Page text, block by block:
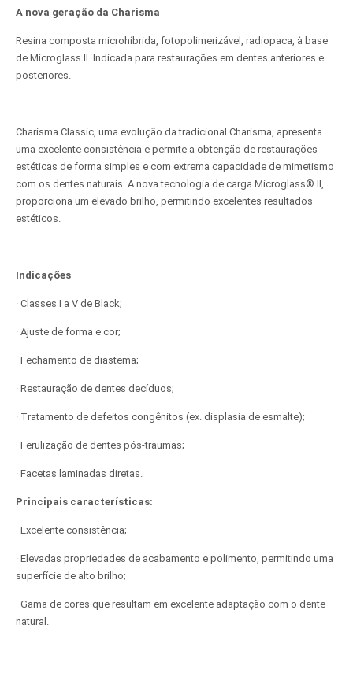
A nova geração da Charisma
Resina composta microhíbrida, fotopolimerizável, radiopaca, à base
de Microglass II. Indicada para restaurações em dentes anteriores e
posteriores.
Charisma Classic, uma evolução da tradicional Charisma, apresenta
uma excelente consistência e permite a obtenção de restaurações
estéticas de forma simples e com extrema capacidade de mimetismo
com os dentes naturais. A nova tecnologia de carga Microglass® II,
proporciona um elevado brilho, permitindo excelentes resultados
estéticos.
Indicações
· Classes I a V de Black;
· Ajuste de forma e cor;
· Fechamento de diastema;
· Restauração de dentes decíduos;
· Tratamento de defeitos congênitos (ex. displasia de esmalte);
· Ferulização de dentes pós-traumas;
· Facetas laminadas diretas.
Principais características:
· Excelente consistência;
· Elevadas propriedades de acabamento e polimento, permitindo uma
superfície de alto brilho;
· Gama de cores que resultam em excelente adaptação com o dente
natural.